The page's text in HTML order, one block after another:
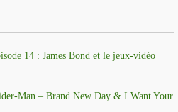
14 : James Bond et le jeux-vidéo
Man – Brand New Day & I Want Your